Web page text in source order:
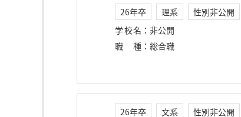
26年卒 理系
性別非公開
学校名 ： 非公開
職種 ： 総合職
26年卒 文系
性別非公開